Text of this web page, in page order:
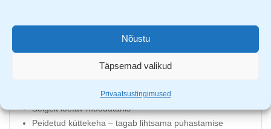
Nõustu
Täpsemad valikud
Privaatsustingimused
Katlakivifilter – püüab kinni setted ja katlakivi, tagades
Nupplüliti kaane avamiseks ja seadme sisselülitamiseks
Selgelt loetav mõõdutähis
Peidetud küttekeha – tagab lihtsama puhastamise